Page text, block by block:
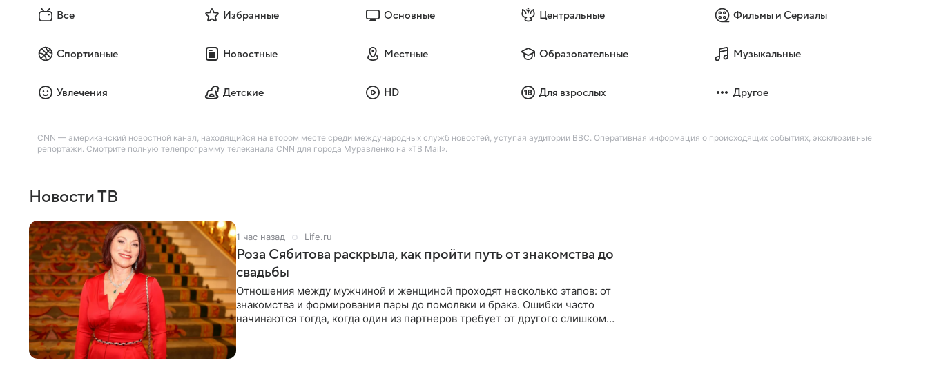
Все Избранные Основные Центральные Фильмы и Сериалы
Спортивные Новостные Местные Образовательные Музыкальные
Увлечения Детские HD Для взрослых Другое
CNN — американский новостной канал, находящийся на втором месте среди международных служб новостей, уступая аудитории BBC. Оперативная информация о происходящих событиях, эксклюзивные
репортажи. Смотрите полную телепрограмму телеканала CNN для города Муравленко на «ТВ Mail».
Новости ТВ
1 час назад Life.ru
Роза Сябитова раскрыла, как пройти путь от знакомства до
свадьбы
Отношения между мужчиной и женщиной проходят несколько этапов: от
знакомства и формирования пары до помолвки и брака. Ошибки часто
начинаются тогда, когда один из партнеров требует от другого слишком